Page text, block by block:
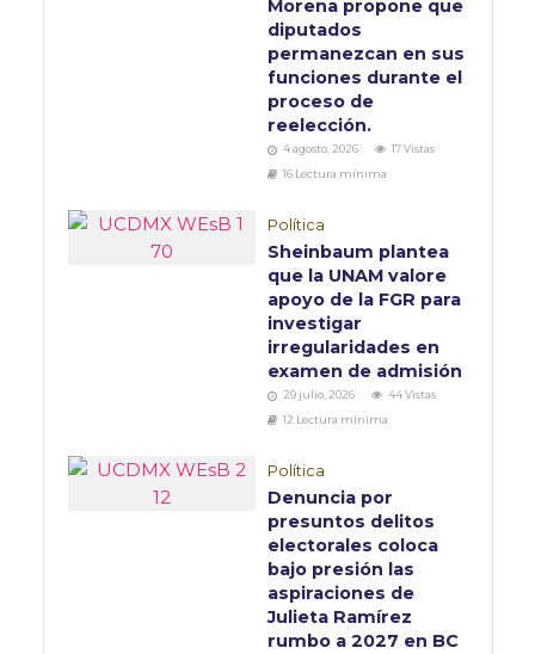
Morena propone que
diputados
permanezcan en sus
funciones durante el
proceso de
reelección.
4 agosto, 2026
17 Vistas
16 Lectura mínima
Política
Sheinbaum plantea
que la UNAM valore
apoyo de la FGR para
investigar
irregularidades en
examen de admisión
29 julio, 2026
44 Vistas
12 Lectura mínima
Política
Denuncia por
presuntos delitos
electorales coloca
bajo presión las
aspiraciones de
Julieta Ramírez
rumbo a 2027 en BC